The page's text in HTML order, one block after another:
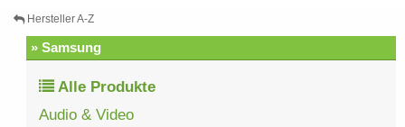
Hersteller A-Z
» Samsung
Alle Produkte
Audio & Video